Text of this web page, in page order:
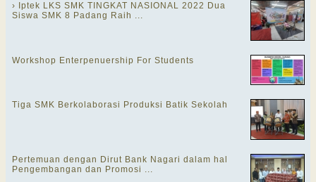
› Iptek LKS SMK TINGKAT NASIONAL 2022 Dua
Siswa SMK 8 Padang Raih ...
Workshop Enterpenuership For Students
Tiga SMK Berkolaborasi Produksi Batik Sekolah
Pertemuan dengan Dirut Bank Nagari dalam hal
Pengembangan dan Promosi ...